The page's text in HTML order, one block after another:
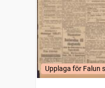
Upplaga för Falun
Bergslags